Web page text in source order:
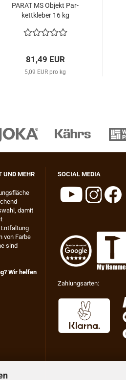
PARAT MS Ob­jekt Par­
kett­kle­ber 16 kg
81,49 EUR
5,09 EUR pro kg
UND MEHR
damit
von Farbe
sind
Wir helfen
SOCIAL MEDIA
Zahlungsarten: